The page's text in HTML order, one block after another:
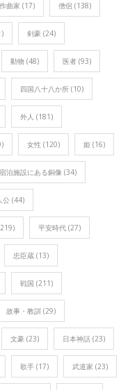
作曲家 (17) 僧侶 (138)
剣豪 (24)
動物 (48) 医者 (93)
四国八十八か所 (10)
外人 (181)
女性 (120) 姫 (16)
宿泊施設にある銅像 (34)
公 (44)
平安時代 (27)
忠臣蔵 (13)
戦国 (211)
故事・教訓 (29)
文豪 (23) 日本神話 (23)
歌手 (17) 武道家 (23)